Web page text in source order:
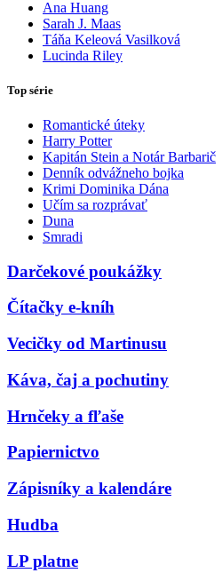
Ana Huang
Sarah J. Maas
Táňa Keleová Vasilková
Lucinda Riley
Top série
Romantické úteky
Harry Potter
Kapitán Stein a Notár Barbarič
Denník odvážneho bojka
Krimi Dominika Dána
Učím sa rozprávať
Duna
Smradi
Darčekové poukážky
Čítačky e-kníh
Vecičky od Martinusu
Káva, čaj a pochutiny
Hrnčeky a fľaše
Papiernictvo
Zápisníky a kalendáre
Hudba
LP platne